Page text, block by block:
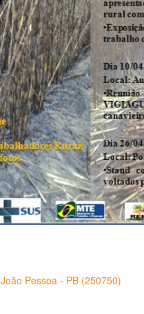
João Pessoa - PB (250750)